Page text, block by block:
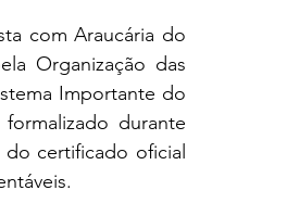
com Araucária do
Organização das
Importante do
durante
certificado oficial